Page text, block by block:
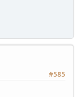
#585